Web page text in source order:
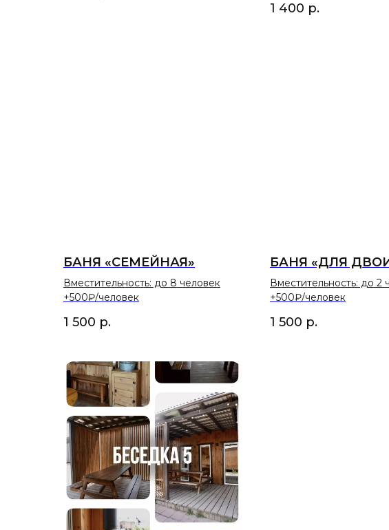
1 400 р.
БАНЯ «СЕМЕЙНАЯ»
Вместительность: до 8 человек
+500₽/человек
1 500 р.
БАНЯ «ДЛЯ
Вместительность: до 2
+500₽/человек
1 500 р.